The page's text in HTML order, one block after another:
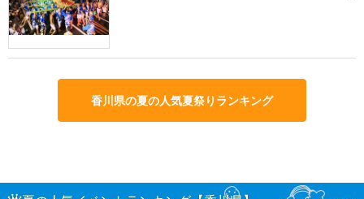
香川県の夏の人気夏祭りランキング